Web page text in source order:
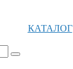
КАТАЛОГ